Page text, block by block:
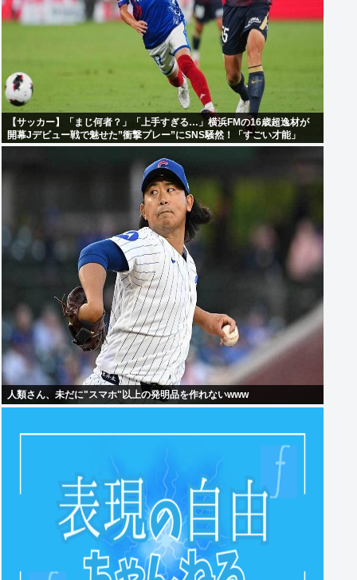
【サッカー】「まじ何者？」「上手すぎる…」横浜FMの16歳超逸材が
開幕Jデビュー戦で魅せた”衝撃プレー”にSNS騒然！「すごい才能」
人類さん、未だに"スマホ"以上の発明品を作れないwww